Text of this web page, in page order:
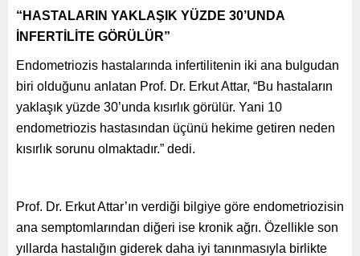
“HASTALARIN YAKLAŞIK YÜZDE 30’UNDA
İNFERTİLİTE GÖRÜLÜR”
Endometriozis hastalarında infertilitenin iki ana bulgudan
biri olduğunu anlatan Prof. Dr. Erkut Attar, “Bu hastaların
yaklaşık yüzde 30’unda kısırlık görülür. Yani 10
endometriozis hastasından üçünü hekime getiren neden
kısırlık sorunu olmaktadır.” dedi.
Prof. Dr. Erkut Attar’ın verdiği bilgiye göre endometriozisin
ana semptomlarından diğeri ise kronik ağrı. Özellikle son
yıllarda hastalığın giderek daha iyi tanınmasıyla birlikte